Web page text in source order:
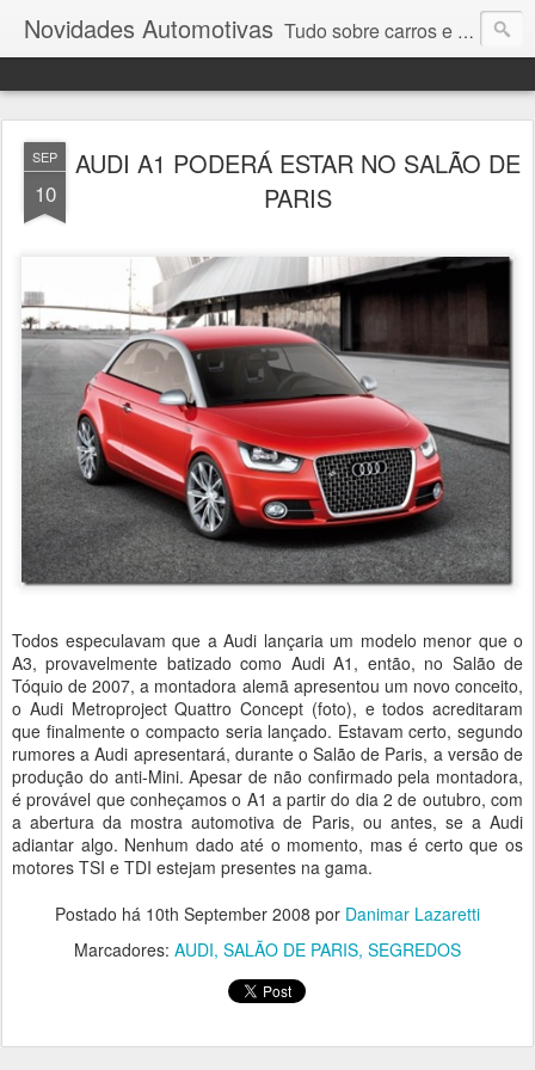
Novidades Automotivas Tudo sobre carros e motores
SEP
10
AUDI A1 PODERÁ ESTAR NO SALÃO DE
PARIS
Todos especulavam que a Audi lançaria um modelo menor que o
A3, provavelmente batizado como Audi A1, então, no Salão de
Tóquio de 2007, a montadora alemã apresentou um novo conceito,
o Audi Metroproject Quattro Concept (foto), e todos acreditaram
que finalmente o compacto seria lançado. Estavam certo, segundo
rumores a Audi apresentará, durante o Salão de Paris, a versão de
produção do anti-Mini. Apesar de não confirmado pela montadora,
é provável que conheçamos o A1 a partir do dia 2 de outubro, com
a abertura da mostra automotiva de Paris, ou antes, se a Audi
adiantar algo. Nenhum dado até o momento, mas é certo que os
motores TSI e TDI estejam presentes na gama.
Postado há 10th September 2008 por Danimar Lazaretti
Marcadores: AUDI SALÃO DE PARIS SEGREDOS